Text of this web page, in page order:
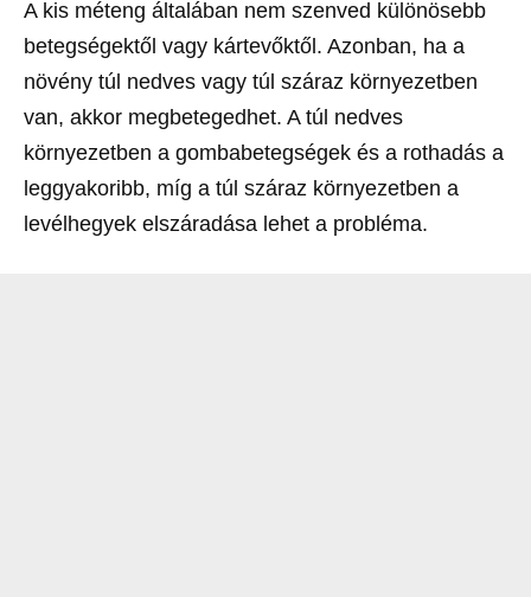
A kis méteng általában nem szenved különösebb
betegségektől vagy kártevőktől. Azonban, ha a
növény túl nedves vagy túl száraz környezetben
van, akkor megbetegedhet. A túl nedves
környezetben a gombabetegségek és a rothadás a
leggyakoribb, míg a túl száraz környezetben a
levélhegyek elszáradása lehet a probléma.